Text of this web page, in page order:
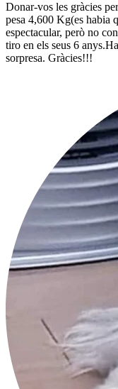
Donar-vos les gràcies
pesa 4,600 Kg(es habia
espectacular, però no
tiro en els seus 6
sorpresa. Gràcies!!!